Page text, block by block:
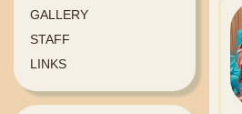
GALLERY
STAFF
LINKS